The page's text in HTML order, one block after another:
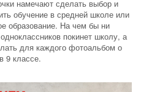
намечают сделать выбор и
обучение в средней школе или
образование. На чем бы ни
покинет школу, а
для каждого фотоальбом о
9 классе.